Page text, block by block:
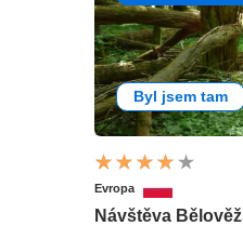
Byl jsem tam
Evropa
Návštěva